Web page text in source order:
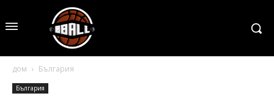
дом България
България